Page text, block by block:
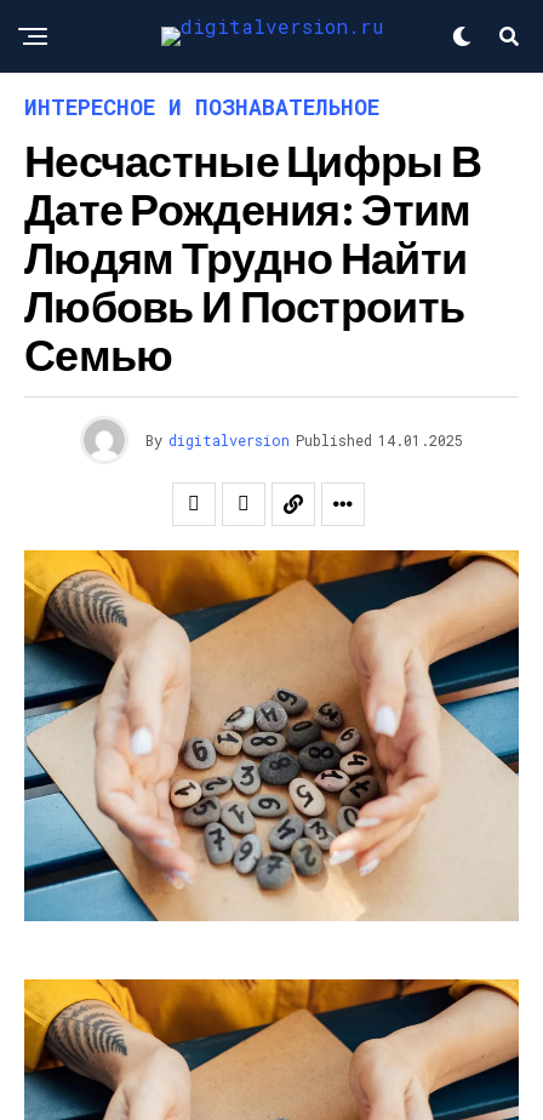
ИНТЕРЕСНОЕ И ПОЗНАВАТЕЛЬНОЕ
Несчастные Цифры В
Дате Рождения: Этим
Людям Трудно Найти
Любовь И Построить
Семью
By digitalversion Published 14.01.2025